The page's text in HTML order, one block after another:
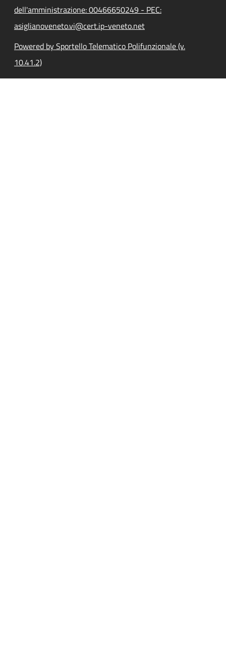
dell'amministrazione: 00466650249 - PEC:
asiglianoveneto.vi@cert.ip-veneto.net
Powered by Sportello Telematico Polifunzionale (v.
10.41.2)